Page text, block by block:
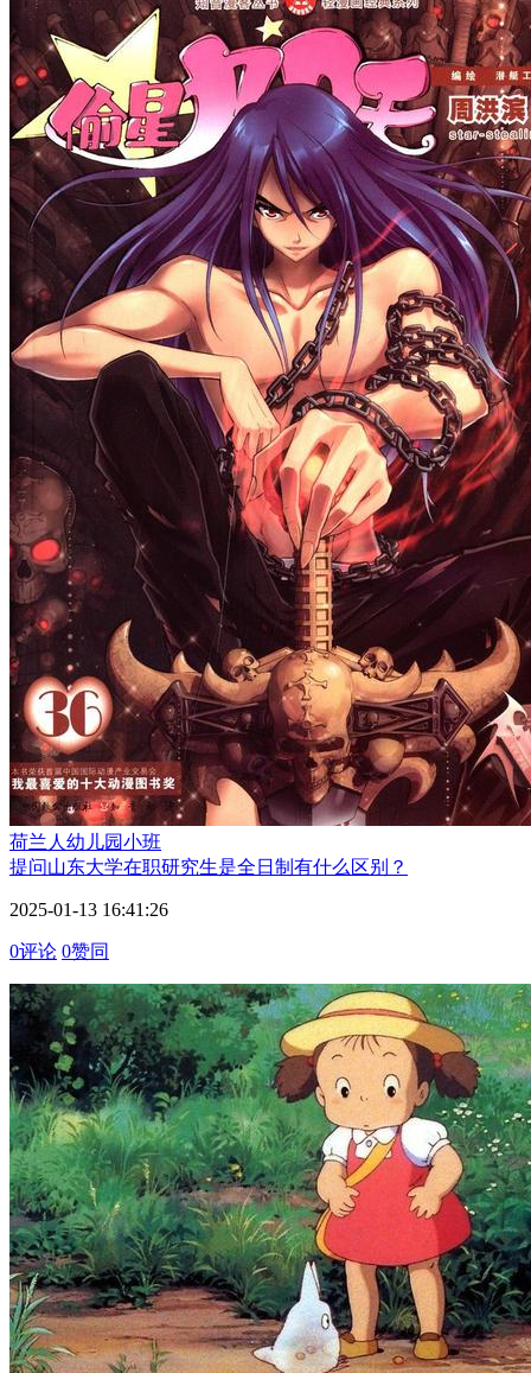
荷兰人 幼儿园小班
提问山东大学在职研究生是全日制有什么区别？
2025-01-13 16:41:26
0评论 0赞同